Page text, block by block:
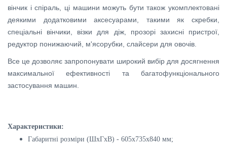
вінчик і спіраль, ці машини можуть бути також укомплектовані
деякими додатковими аксесуарами, такими як скребки,
спеціальні вінчики, візки для діж, прозорі захисні пристрої,
редуктор понижаючий, м'ясорубки, слайсери для овочів.
Все це дозволяє запропонувати широкий вибір для досягнення
максимальної ефективності та багатофункціонального
застосування машин.
Характеристики:
Габаритні розміри (ШхГхВ) - 605x735x840 мм;